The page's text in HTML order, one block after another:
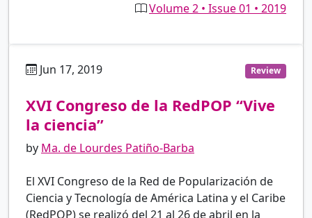
Volume 2 • Issue 01 • 2019
Jun 17, 2019 Review
XVI Congreso de la RedPOP “Vive
la ciencia”
by Ma. de Lourdes Patiño-Barba
El XVI Congreso de la Red de Popularización de
Ciencia y Tecnología de América Latina y el Caribe
(RedPOP) se realizó del 21 al 26 de abril en la